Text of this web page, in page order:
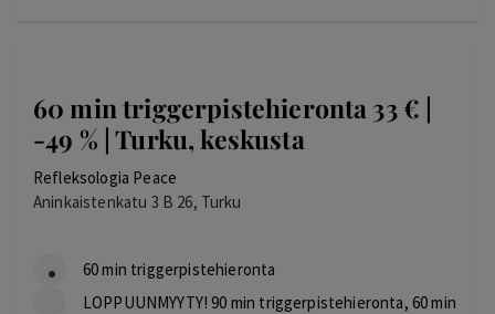
60 min triggerpistehieronta 33 € |
-49 % | Turku, keskusta
Refleksologia Peace
Aninkaistenkatu 3 B 26, Turku
60 min triggerpistehieronta
LOPPUUNMYYTY! 90 min triggerpistehieronta, 60 min